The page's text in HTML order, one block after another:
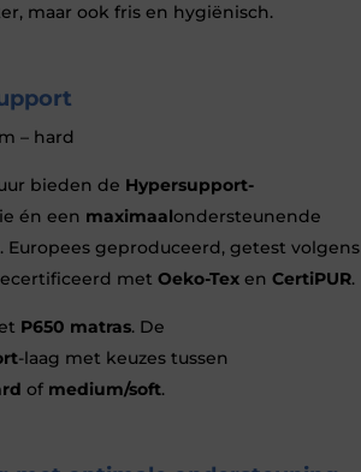
maar ook fris en hygiënisch.
– hard
bieden de Hypersupport-
én een maximaalondersteunende
geproduceerd, getest volgens
met Oeko-Texen CertiPUR.
P650 matras. De
-laag met keuzes tussen
of medium/soft.